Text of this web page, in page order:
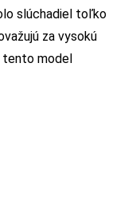
slúchadiel toľko
za vysokú
tento model